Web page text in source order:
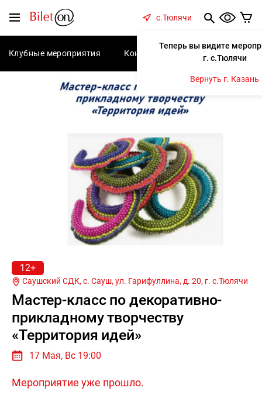
Меню
с.Тюлячи
Теперь вы видите
г. с.Тюлячи
Вернуть г. Казань
Клубные мероприятия Концерты Спектакли
12+
Саушский СДК, с. Сауш, ул. Гарифуллина, д. 20, г. с.Тюлячи
Мастер-класс по декоративно-
прикладному творчеству
«Территория идей»
17 Мая, Вс 19:00
Мероприятие уже прошло.